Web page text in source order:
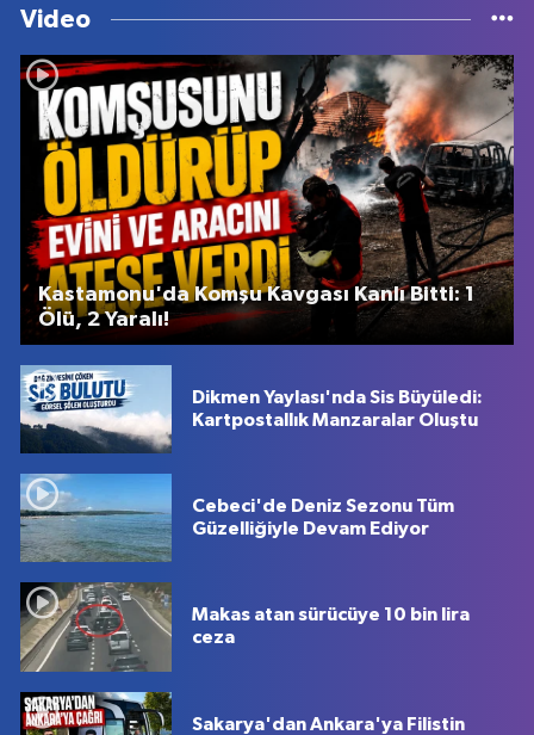
Video
Kastamonu'da Komşu Kavgası Kanlı Bitti: 1
Ölü, 2 Yaralı!
Dikmen Yaylası'nda Sis Büyüledi:
Kartpostallık Manzaralar Oluştu
Cebeci'de Deniz Sezonu Tüm
Güzelliğiyle Devam Ediyor
Makas atan sürücüye 10 bin lira
ceza
Sakarya'dan Ankara'ya Filistin